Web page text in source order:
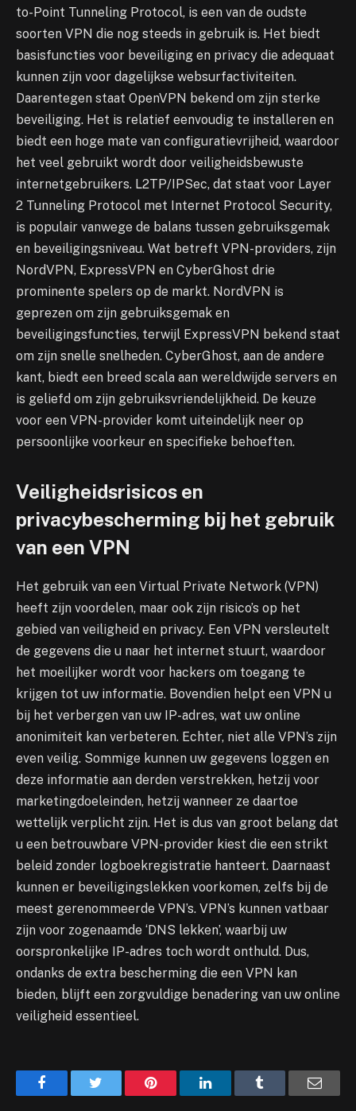
to-Point Tunneling Protocol, is een van de oudste
soorten VPN die nog steeds in gebruik is. Het biedt
basisfuncties voor beveiliging en privacy die adequaat
kunnen zijn voor dagelijkse websurfactiviteiten.
Daarentegen staat OpenVPN bekend om zijn sterke
beveiliging. Het is relatief eenvoudig te installeren en
biedt een hoge mate van configuratievrijheid, waardoor
het veel gebruikt wordt door veiligheidsbewuste
internetgebruikers. L2TP/IPSec, dat staat voor Layer
2 Tunneling Protocol met Internet Protocol Security,
is populair vanwege de balans tussen gebruiksgemak
en beveiligingsniveau. Wat betreft VPN-providers, zijn
NordVPN, ExpressVPN en CyberGhost drie
prominente spelers op de markt. NordVPN is
geprezen om zijn gebruiksgemak en
beveiligingsfuncties, terwijl ExpressVPN bekend staat
om zijn snelle snelheden. CyberGhost, aan de andere
kant, biedt een breed scala aan wereldwijde servers en
is geliefd om zijn gebruiksvriendelijkheid. De keuze
voor een VPN-provider komt uiteindelijk neer op
persoonlijke voorkeur en specifieke behoeften.
Veiligheidsrisicos en
privacybescherming bij het gebruik
van een VPN
Het gebruik van een Virtual Private Network (VPN)
heeft zijn voordelen, maar ook zijn risico’s op het
gebied van veiligheid en privacy. Een VPN versleutelt
de gegevens die u naar het internet stuurt, waardoor
het moeilijker wordt voor hackers om toegang te
krijgen tot uw informatie. Bovendien helpt een VPN u
bij het verbergen van uw IP-adres, wat uw online
anonimiteit kan verbeteren. Echter, niet alle VPN’s zijn
even veilig. Sommige kunnen uw gegevens loggen en
deze informatie aan derden verstrekken, hetzij voor
marketingdoeleinden, hetzij wanneer ze daartoe
wettelijk verplicht zijn. Het is dus van groot belang dat
u een betrouwbare VPN-provider kiest die een strikt
beleid zonder logboekregistratie hanteert. Daarnaast
kunnen er beveiligingslekken voorkomen, zelfs bij de
meest gerenommeerde VPN’s. VPN’s kunnen vatbaar
zijn voor zogenaamde ‘DNS lekken’, waarbij uw
oorspronkelijke IP-adres toch wordt onthuld. Dus,
ondanks de extra bescherming die een VPN kan
bieden, blijft een zorgvuldige benadering van uw online
veiligheid essentieel.
Facebook Pinterest LinkedIn Email